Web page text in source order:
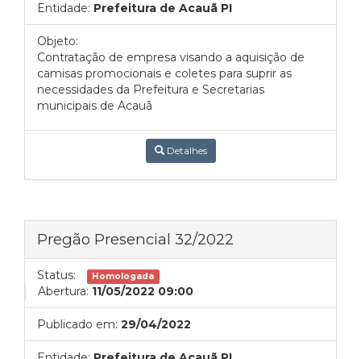
Entidade: Prefeitura de Acauã PI
Objeto:
Contratação de empresa visando a aquisição de
camisas promocionais e coletes para suprir as
necessidades da Prefeitura e Secretarias
municipais de Acauã
Detalhes
Pregão Presencial 32/2022
Status: Homologada
Abertura: 11/05/2022 09:00
Publicado em: 29/04/2022